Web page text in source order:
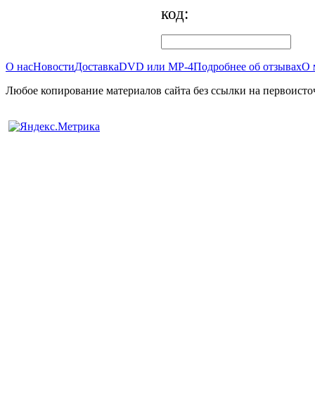
код:
О насНовостиДоставкаDVD или MP-4Подробнее об отзывахО
Любое копирование материалов сайта без ссылки на